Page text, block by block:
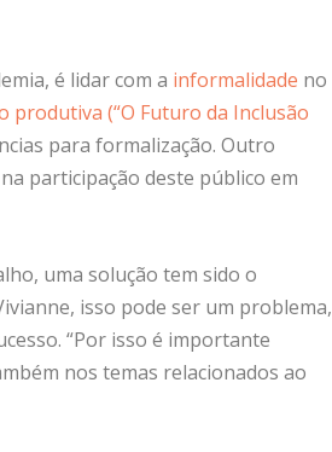
é lidar com a informalidade no
produtiva (“O Futuro da Inclusão
para formalização. Outro
participação deste público em
uma solução tem sido o
isso pode ser um problema,
“Por isso é importante
nos temas relacionados ao